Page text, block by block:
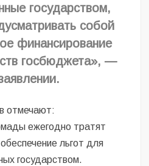
государством,
собой
финансирование
госбюджета», —
отмечают:
ежегодно тратят
льгот для
государством.